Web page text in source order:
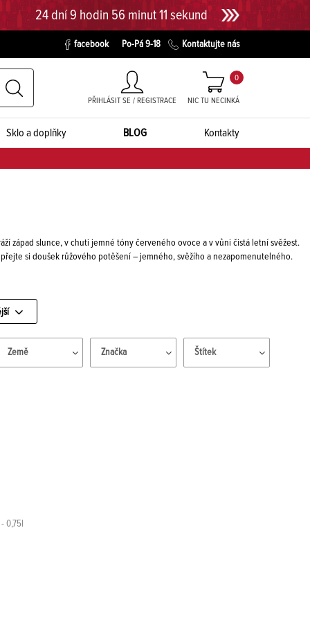
24 dní 9 hodin 56 minut 10 sekund
facebook Po-Pá 9-18 Kontaktujte nás
PŘIHLÁSIT SE / REGISTRACE NIC TU NECINKÁ
0
Sklo a doplňky BLOG Kontakty
západ slunce, v chuti jemné tóny červeného ovoce a v vůni čistá letní svěžest.
si doušek růžového potěšení – jemného, svěžího a nezapomenutelného.
Země Značka Štítek
0,75l